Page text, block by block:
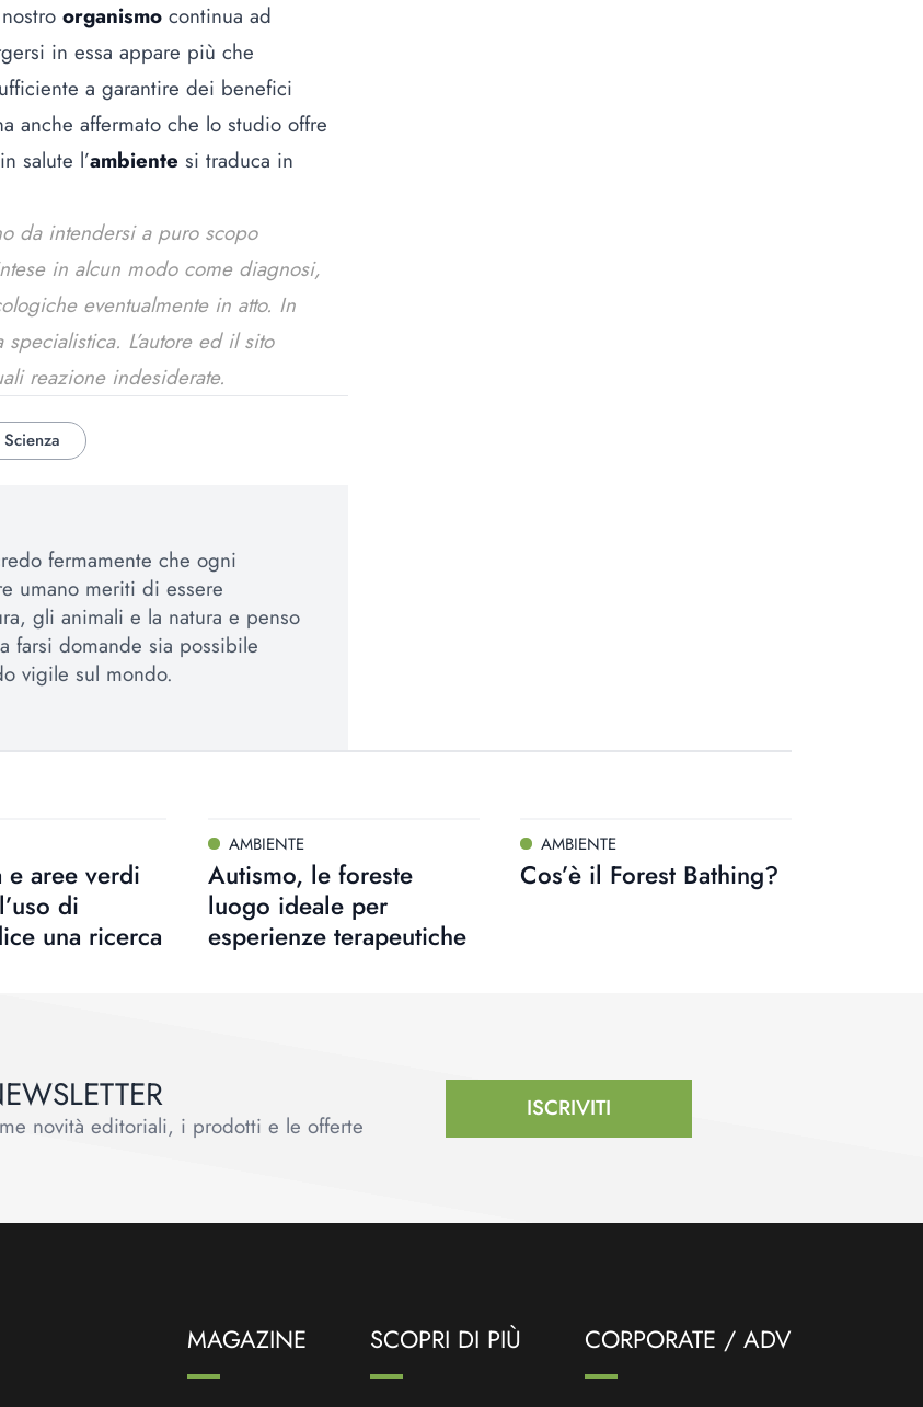
organismo continua ad
in essa appare più che
a garantire dei benefici
anche affermato che lo studio offre
salute l’ambiente si traduca in
da intendersi a puro scopo
in alcun modo come diagnosi,
eventualmente in atto. In
L’autore ed il sito
reazione indesiderate.
Scienza
fermamente che ogni
umano meriti di essere
gli animali e la natura e penso
farsi domande sia possibile
vigile sul mondo.
e aree verdi
di
una ricerca
AMBIENTE
Autismo, le foreste
luogo ideale per
esperienze terapeutiche
AMBIENTE
Cos’è il Forest Bathing?
novità editoriali, i prodotti e le offerte
ISCRIVITI
MAGAZINE SCOPRI DI PIÙ CORPORATE / ADV